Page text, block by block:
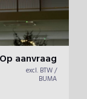
Op aanvraag
excl. BTW /
BUMA